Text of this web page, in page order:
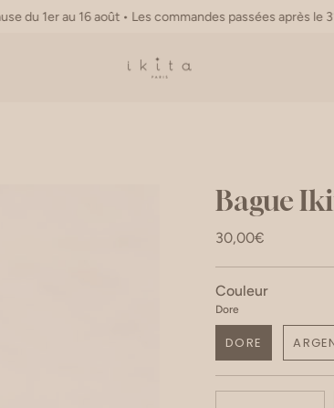
au 16 août • Les commandes passées après le 31
Bague
30,00€
Couleur
Dore
DORE